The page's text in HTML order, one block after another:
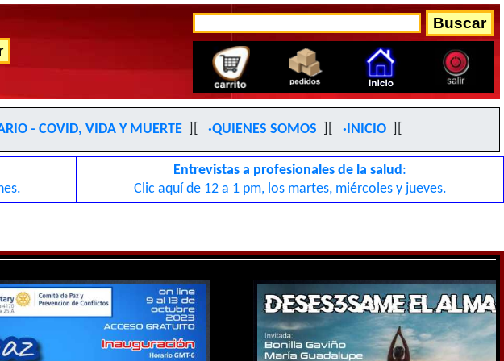
- COVID, VIDA Y MUERTE ·QUIENES SOMOS ·INICIO
Entrevistas a profesionales de la salud:
Clic aquí de 12 a 1 pm, los martes, miércoles y jueves.